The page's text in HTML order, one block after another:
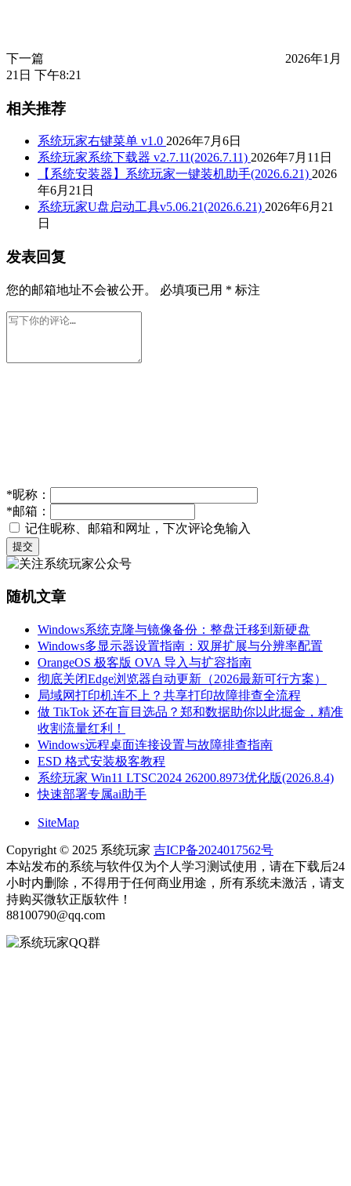
下一篇
2026年1月
21日 下午8:21
相关推荐
系统玩家右键菜单 v1.0 2026年7月6日
系统玩家系统下载器 v2.7.11(2026.7.11) 2026年7月11日
【系统安装器】系统玩家一键装机助手(2026.6.21) 2026
年6月21日
系统玩家U盘启动工具v5.06.21(2026.6.21) 2026年6月21
日
发表回复
您的邮箱地址不会被公开。 必填项已用 * 标注
*昵称：
*邮箱：
记住昵称、邮箱和网址，下次评论免输入
提交
随机文章
Windows系统克隆与镜像备份：整盘迁移到新硬盘
Windows多显示器设置指南：双屏扩展与分辨率配置
OrangeOS 极客版 OVA 导入与扩容指南
彻底关闭Edge浏览器自动更新（2026最新可行方案）
局域网打印机连不上？共享打印故障排查全流程
做 TikTok 还在盲目选品？郑和数据助你以此掘金，精准
收割流量红利！
Windows远程桌面连接设置与故障排查指南
ESD 格式安装极客教程
系统玩家 Win11 LTSC2024 26200.8973优化版(2026.8.4)
快速部署专属ai助手
SiteMap
Copyright © 2025 系统玩家 吉ICP备2024017562号
本站发布的系统与软件仅为个人学习测试使用，请在下载后24
小时内删除，不得用于任何商业用途，所有系统未激活，请支
持购买微软正版软件！
88100790@qq.com